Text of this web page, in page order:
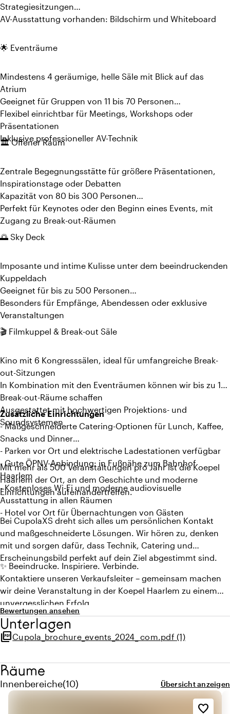
Strategiesitzungen
AV-Ausstattung vorhanden: Bildschirm und Whiteboard
🌟 Eventräume
Mindestens 4 geräumige, helle Säle mit Blick auf das
Atrium
Geeignet für Gruppen von 11 bis 70 Personen
Flexibel einrichtbar für Meetings, Workshops oder
Präsentationen
Inklusive professioneller AV-Technik
🏛️ Offener Raum
Zentrale Begegnungsstätte für größere Präsentationen,
Inspirationstage oder Debatten
Kapazität von 80 bis 300 Personen
Perfekt für Keynotes oder den Beginn eines Events, mit
Zugang zu Break-out-Räumen
🌅 Sky Deck
Imposante und intime Kulisse unter dem beeindruckenden
Kuppeldach
Geeignet für bis zu 500 Personen
Besonders für Empfänge, Abendessen oder exklusive
Veranstaltungen
🎬 Filmkuppel & Break-out Säle
Kino mit 6 Kongresssälen, ideal für umfangreiche Break-
out-Sitzungen
In Kombination mit den Eventräumen können wir bis zu 12
Break-out-Räume schaffen
Ausgestattet mit hochwertigen Projektions- und
Soundsystemen
Zusätzliche Einrichtungen
- Maßgeschneiderte Catering-Optionen für Lunch, Kaffee,
Snacks und Dinner
- Parken vor Ort und elektrische Ladestationen verfügbar
- Gute ÖPNV-Anbindung: in Fußnähe zum Bahnhof
Haarlem
- Kostenloses Wi-Fi und moderne audiovisuelle
Ausstattung in allen Räumen
- Hotel vor Ort für Übernachtungen von Gästen
Mit mehr als 500 Veranstaltungen pro Jahr ist die Koepel
Haarlem der Ort, an dem Geschichte und moderne
Einrichtungen aufeinandertreffen.
Bei CupolaXS dreht sich alles um persönlichen Kontakt
und maßgeschneiderte Lösungen. Wir hören zu, denken
mit und sorgen dafür, dass Technik, Catering und
Erscheinungsbild perfekt auf dein Ziel abgestimmt sind.
✨ Beeindrucke. Inspiriere. Verbinde.
Kontaktiere unseren Verkaufsleiter – gemeinsam machen
wir deine Veranstaltung in der Koepel Haarlem zu einem
unvergesslichen Erfolg.
Bewertungen ansehen
Unterlagen
picture_as_pdfCupola_brochure_events_2024_ com.pdf (1)
Räume
Innenbereiche
Menge innenbereiche: 10
(10) Übersicht anzeigen
favorite_border